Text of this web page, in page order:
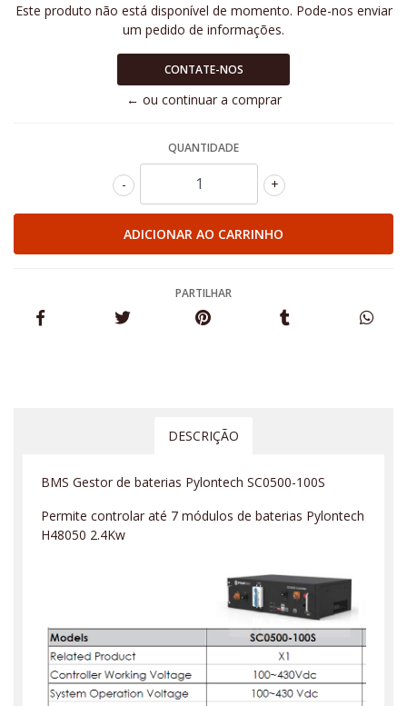
Este produto não está disponível de momento. Pode-nos enviar
um pedido de informações.
CONTATE-NOS
← ou continuar a comprar
QUANTIDADE
+
-
PARTILHAR
DESCRIÇÃO
BMS Gestor de baterias Pylontech SC0500-100S
Permite controlar até 7 módulos de baterias Pylontech
H48050 2.4Kw